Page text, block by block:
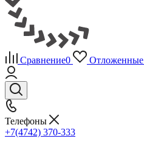
Сравнение0 Отложенные
Телефоны
+7(4742) 370-333